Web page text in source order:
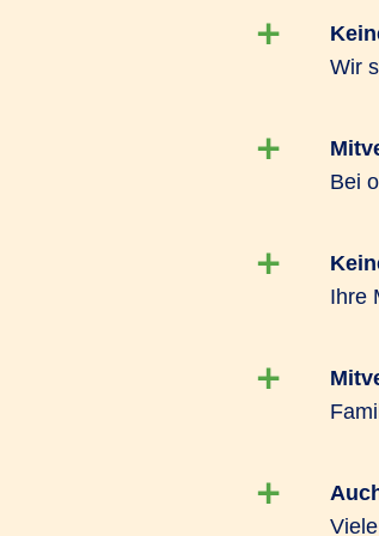
offenlässt, können
Für Unternehmen ab
Einheitsbeiträgen und
Wir
Bei
Ihre